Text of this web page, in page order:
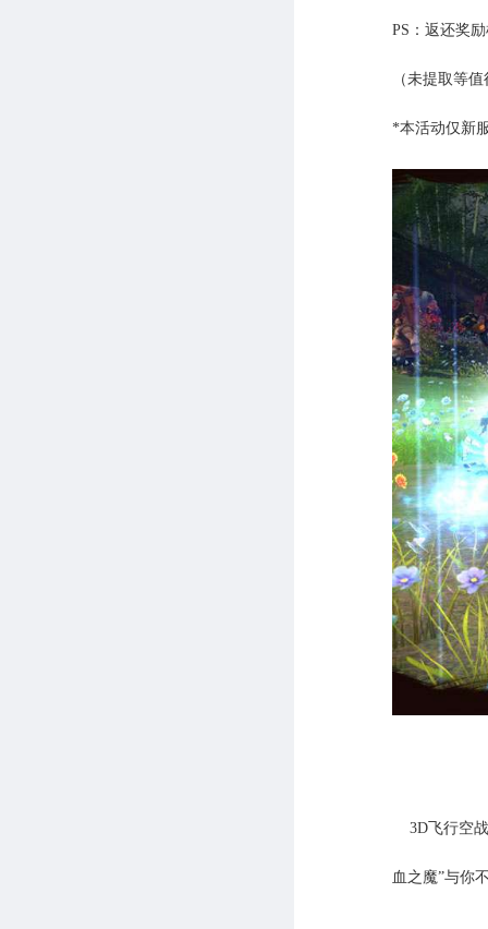
PS：返还奖
（未提取等
*本活动仅新
3D飞行空
血之魔”与你